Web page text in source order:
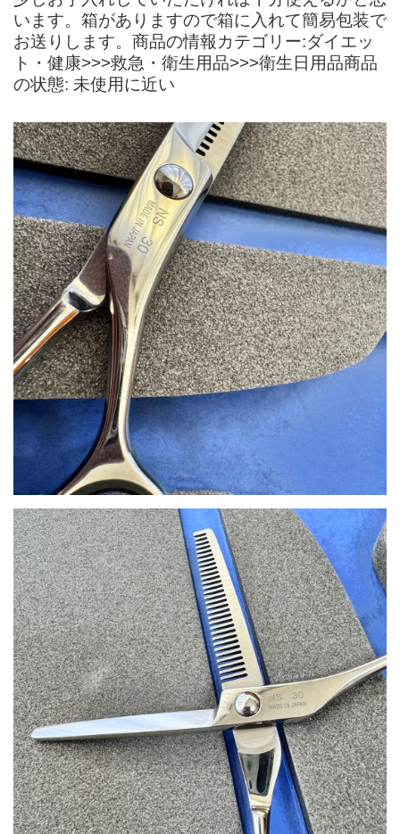
います。箱がありますので箱に入れて簡易包装で
お送りします。商品の情報カテゴリー:ダイエッ
ト・健康>>>救急・衛生用品>>>衛生日用品商品
の状態: 未使用に近い